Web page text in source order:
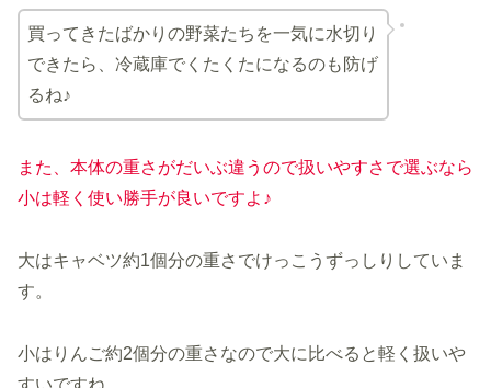
買ってきたばかりの野菜たちを一気に水切り
できたら、冷蔵庫でくたくたになるのも防げ
るね♪
また、本体の重さがだいぶ違うので扱いやすさで選ぶなら
小は軽く使い勝手が良いですよ♪
大はキャベツ約1個分の重さでけっこうずっしりしていま
す。
小はりんご約2個分の重さなので大に比べると軽く扱いや
すいですね。